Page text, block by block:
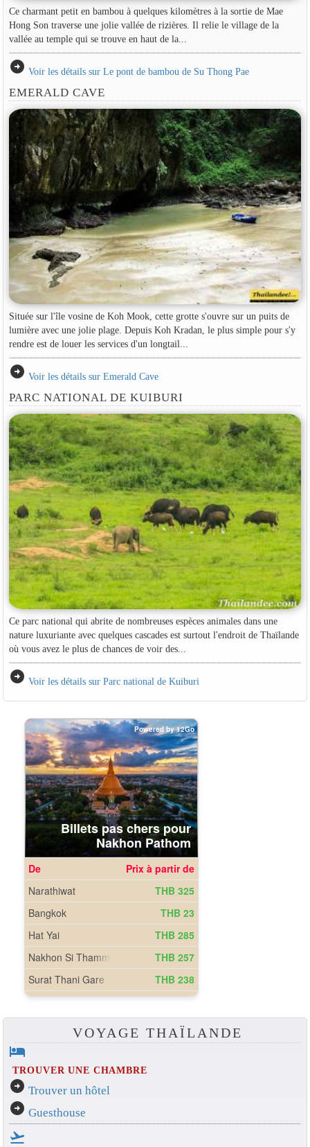
Ce charmant petit en bambou à quelques kilomètres à la sortie de Mae
Hong Son traverse une jolie vallée de rizières. Il relie le village de la
vallée au temple qui se trouve en haut de la...
arrow_circle_right Voir les détails sur Le pont de bambou de Su Thong Pae
EMERALD CAVE
Située sur l'île vosine de Koh Mook, cette grotte s'ouvre sur un puits de
lumière avec une jolie plage. Depuis Koh Kradan, le plus simple pour s'y
rendre est de louer les services d'un longtail...
arrow_circle_right Voir les détails sur Emerald Cave
PARC NATIONAL DE KUIBURI
Ce parc national qui abrite de nombreuses espèces animales dans une
nature luxuriante avec quelques cascades est surtout l'endroit de Thaïlande
où vous avez le plus de chances de voir des...
arrow_circle_right Voir les détails sur Parc national de Kuiburi
VOYAGE THAÏLANDE
hotel
TROUVER UNE CHAMBRE
arrow_circle_right Trouver un hôtel
arrow_circle_right Guesthouse
flight_takeoff